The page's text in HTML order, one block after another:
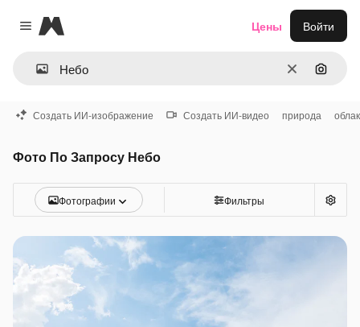
Close menu
Magnific
ОчиститьПоиск
Цены Войти
Создать ИИ-изображение Создать ИИ-видео природа
Фото По Запросу Небо
Фотографии Фильтры